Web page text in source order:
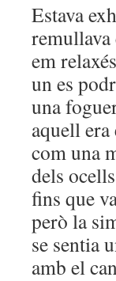
Estava
remullava
em
un es
una
aquell
com una
dels
fins que
però la
se sentia
amb el